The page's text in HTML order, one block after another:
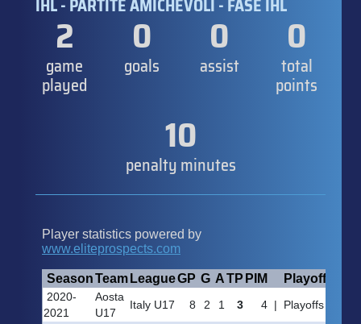
IHL - PARTITE AMICHEVOLI - FASE IHL
2
game
played
0
goals
0
assist
0
total
points
10
penalty minutes